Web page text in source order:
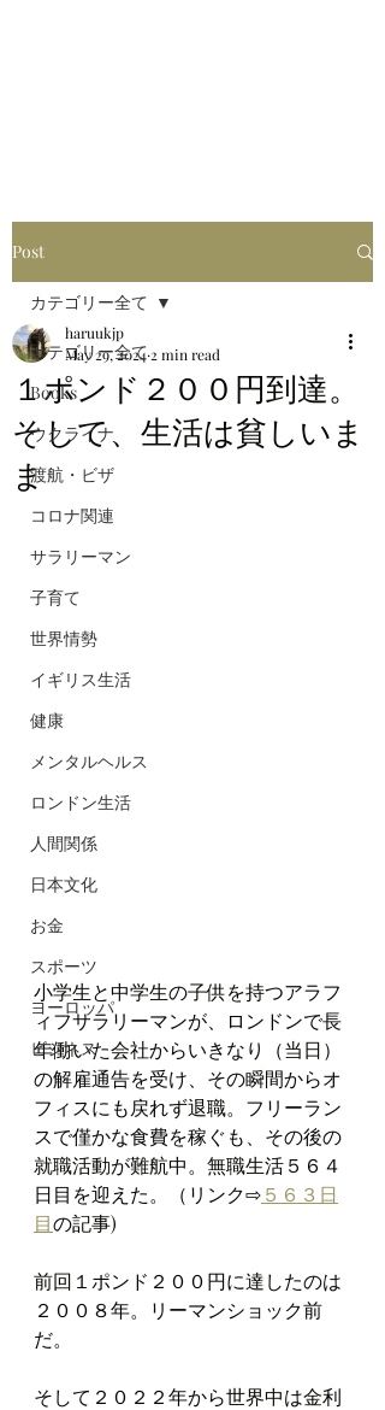
Post
カテゴリー全て
Books
ウクライナ
渡航・ビザ
コロナ関連
サラリーマン
子育て
世界情勢
イギリス生活
健康
メンタルヘルス
ロンドン生活
人間関係
日本文化
お金
スポーツ
ヨーロッパ
ビジネス
カテゴリー全て
１ポンド２００円到達。
そして、生活は貧しいま
ま
haruukjp
May 29, 2024 2 min read
小学生と中学生の子供を持つアラフ
ィフサラリーマンが、ロンドンで長
年働いた会社からいきなり（当日）
の解雇通告を受け、その瞬間からオ
フィスにも戻れず退職。フリーラン
スで僅かな食費を稼ぐも、その後の
就職活動が難航中。無職生活５６４
日目を迎えた。（リンク⇨５６３日
目の記事)
前回１ポンド２００円に達したのは
２００８年。リーマンショック前
だ。
そして２０２２年から世界中は金利